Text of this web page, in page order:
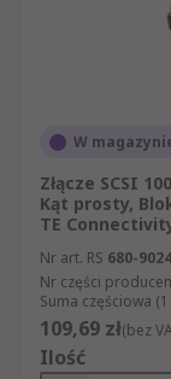
W
Złącze SCSI
Kąt prosty,
TE
Nr art. RS 680-9024
Nr części
Suma częściowa
109,69 zł(bez
Ilość